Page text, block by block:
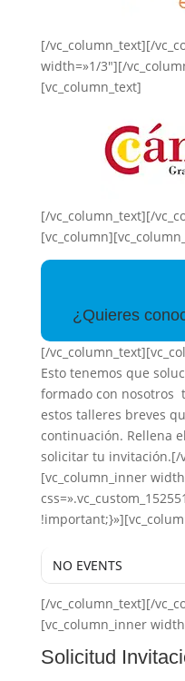
[/vc_column_text][/
width=»1/3″][/
[vc_column_text]
[/vc_column_text][/
¿Quieres
[/
Esto tenemos que
formado con nosotros
estos talleres breves
continuación. Rellena
solicitar tu invitación.[/
[vc_column_inner
NO EVENTS
[/vc_column_text][/
[vc_column_inner
Solicitud